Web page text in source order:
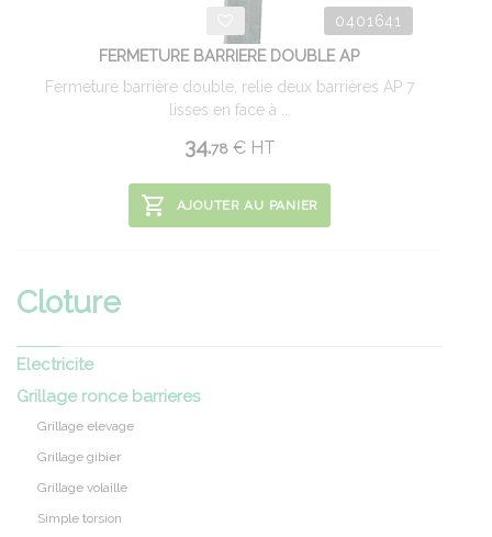
0401641
FERMETURE BARRIERE DOUBLE AP
Fermeture barrière double, relie deux barrières AP 7
lisses en face à ...
34.78 €HT
AJOUTER AU PANIER
Cloture
Electricite
Grillage ronce barrieres
Grillage elevage
Grillage gibier
Grillage volaille
Simple torsion